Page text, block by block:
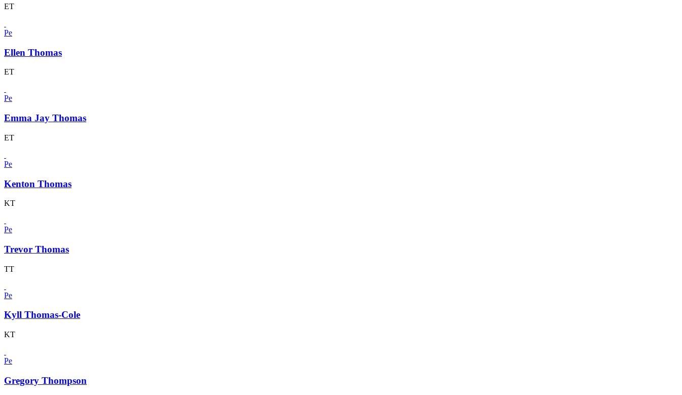
ET
Pe
Ellen Thomas
ET
Pe
Emma Jay Thomas
ET
Pe
Kenton Thomas
KT
Pe
Trevor Thomas
TT
Pe
Kyll Thomas-Cole
KT
Pe
Gregory Thompson